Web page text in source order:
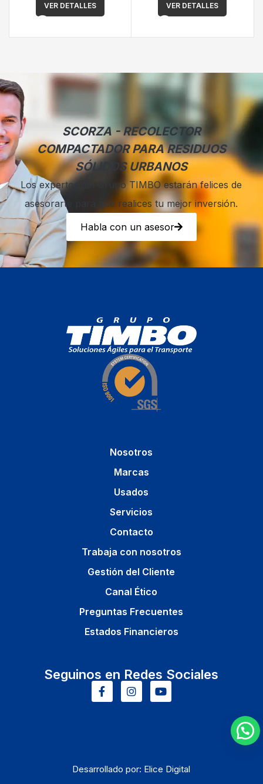
VER DETALLES VER DETALLES
SCORZA - RECOLECTOR
COMPACTADOR PARA RESIDUOS
SÓLIDOS URBANOS
Los expertos del Grupo TIMBO estarán felices de
asesorarte para que realices tu mejor inversión.
Habla con un asesor
Nosotros
Marcas
Usados
Servicios
Contacto
Trabaja con nosotros
Gestión del Cliente
Canal Ético
Preguntas Frecuentes
Estados Financieros
Seguinos en Redes Sociales
Desarrollado por: Elice Digital